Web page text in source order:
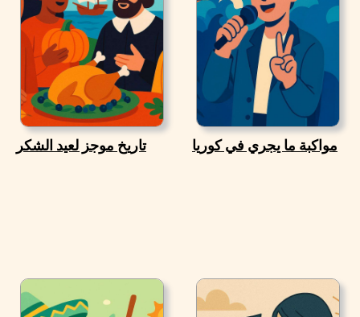
تاريخ موجز لعيد الشكر مواكبة ما يجري في كوريا